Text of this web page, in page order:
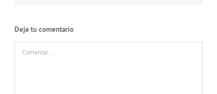
Deja tu comentario